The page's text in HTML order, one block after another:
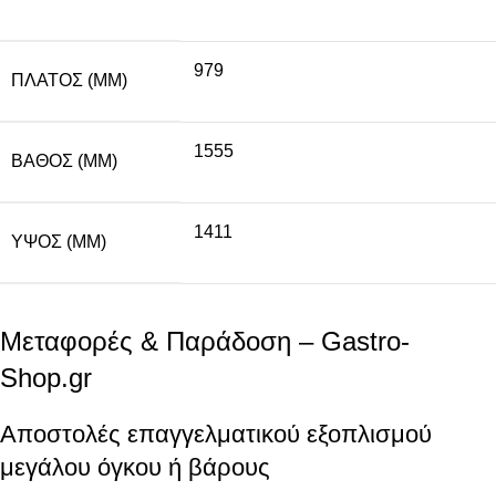
ΠΛΆΤΟΣ (MM)
979
ΒΆΘΟΣ (MM)
1555
ΥΨΟΣ (MM)
1411
Μεταφορές & Παράδοση – Gastro-
Shop.gr
Αποστολές επαγγελματικού εξοπλισμού
μεγάλου όγκου ή βάρους